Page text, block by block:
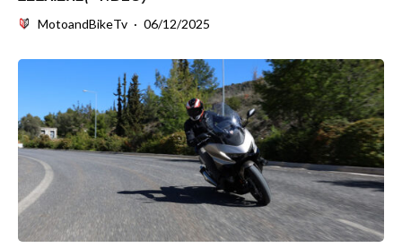
MotoandBikeTv · 06/12/2025